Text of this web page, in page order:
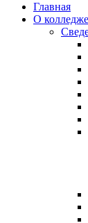
Главная
О колледже